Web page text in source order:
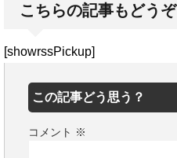
こちらの記事もどうぞ
[showrssPickup]
この記事どう思う？
コメント ※